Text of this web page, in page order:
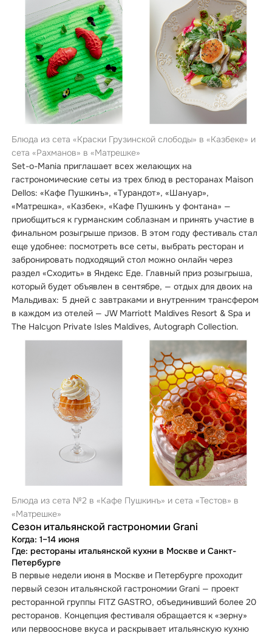
Блюда из сета «Краски Грузинской слободы» в «Казбеке» и
сета «Рахманов» в «Матрешке»
Set-o-Mania приглашает всех желающих на
гастрономические сеты из трех блюд в ресторанах Maison
Dellos: «Кафе Пушкинъ», «Турандот», «Шануар»,
«Матрешка», «Казбек», «Кафе Пушкинъ у фонтана» —
приобщиться к гурманским соблазнам и принять участие в
финальном розыгрыше призов. В этом году фестиваль стал
еще удобнее: посмотреть все сеты, выбрать ресторан и
забронировать подходящий стол можно онлайн через
раздел «Сходить» в Яндекс Еде. Главный приз розыгрыша,
который будет объявлен в сентябре, — отдых для двоих на
Мальдивах: 5 дней с завтраками и внутренним трансфером
в каждом из отелей — JW Marriott Maldives Resort & Spa и
The Halcyon Private Isles Maldives, Autograph Collection.
Блюда из сета №2 в «Кафе Пушкинъ» и сета «Тестов» в
«Матрешке»
Сезон итальянской гастрономии Grani
Когда: 1–14 июня
Где: рестораны итальянской кухни в Москве и Санкт-
Петербурге
В первые недели июня в Москве и Петербурге проходит
первый сезон итальянской гастрономии Grani — проект
ресторанной группы FITZ GASTRO, объединивший более 20
ресторанов. Концепция фестиваля обращается к «зерну»
или первооснове вкуса и раскрывает итальянскую кухню